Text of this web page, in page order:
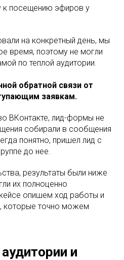
к посещению эфиров у
на конкретный день, мы
время, поэтому не могли
по теплой аудитории.
обратной связи от
заявкам.
ВКонтакте, лид-формы не
собирали в сообщения
понятно, пришел лид с
до нее.
результаты были ниже
их полноценно
опишем ход работы и
которые точно можем
и